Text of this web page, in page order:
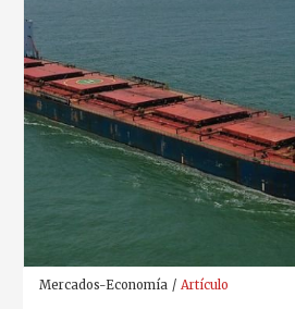
Mercados-Economía Artículo